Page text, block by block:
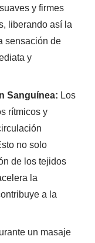
y firmes
liberando así la
sensación de
y
Sanguínea: Los
rítmicos y
no solo
de los tejidos
la
a la
un masaje